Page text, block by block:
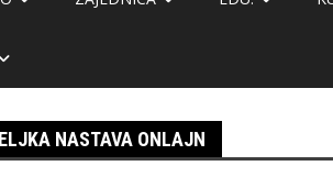
NASTAVA ONLAJN